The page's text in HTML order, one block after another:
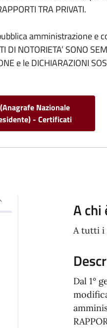
TRA PRIVATI.
amministrazione e
DI NOTORIETA’ SONO
e le DICHIARAZIONI
Nazionale
- Certificati
A
A tutti i
Dal 1°